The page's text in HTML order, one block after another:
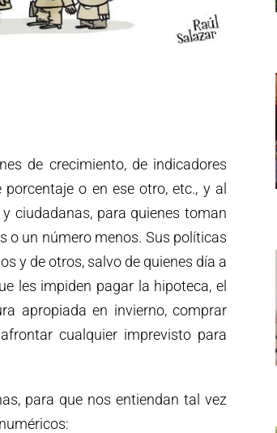
de crecimiento, de indicadores
o en ese otro, etc., y al
ciudadanas, para quienes toman
o un número menos. Sus políticas
y de otros, salvo de quienes día a
les impiden pagar la hipoteca, el
apropiada en invierno, comprar
cualquier imprevisto para
para que nos entiendan tal vez